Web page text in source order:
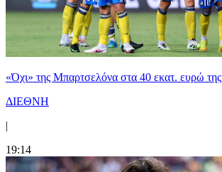
«Όχι» της Μπαρτσελόνα στα 40 εκατ. ευρώ
ΔΙΕΘΝΗ
|
19:14